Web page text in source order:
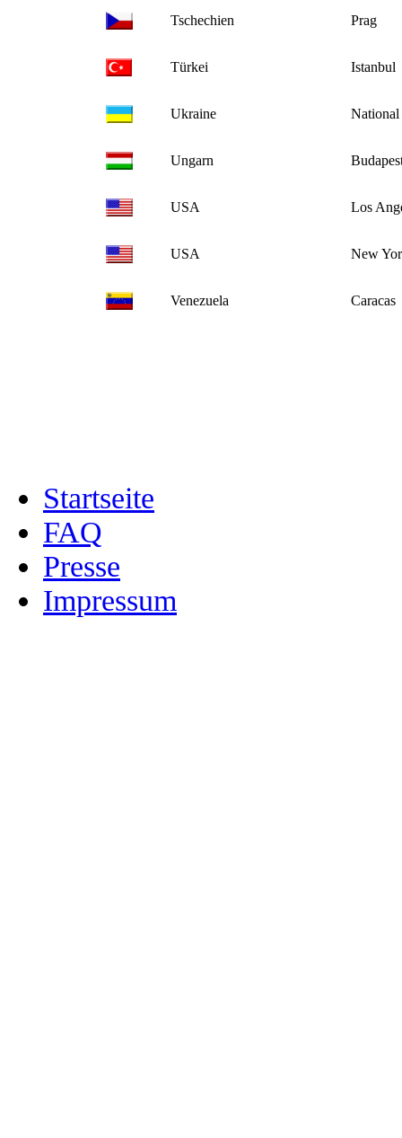
Tschechien Prag
Türkei Istanbul
Ukraine National
Ungarn
USA Los
USA New
Venezuela Caracas
Startseite
FAQ
Presse
Impressum